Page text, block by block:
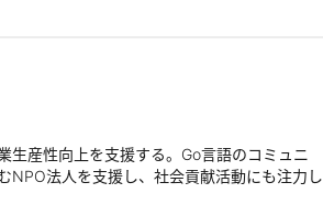
生産性向上を支援する。Go言語のコミュニ
NPO法人を支援し、社会貢献活動にも注力し